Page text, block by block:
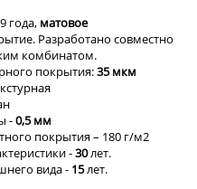
года, матовое
Разработано совместно
комбинатом.
покрытия:35 мкм
-0,5 мм
покрытия – 180 г/м2
-30лет.
вида - 15лет.